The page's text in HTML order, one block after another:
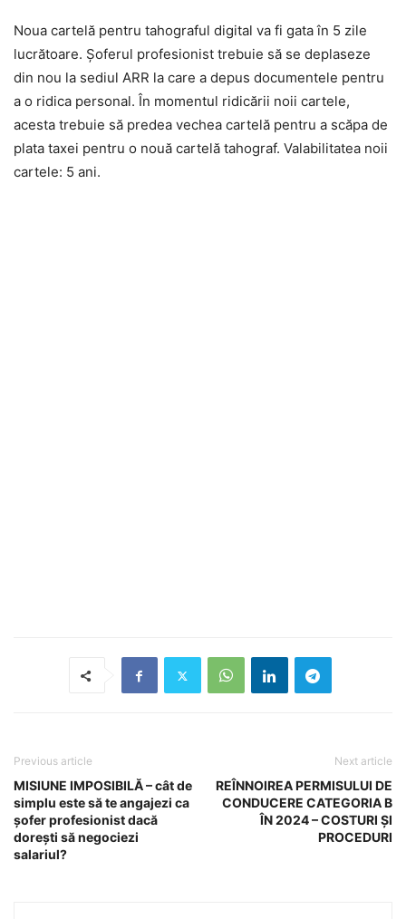
Noua cartelă pentru tahograful digital va fi gata în 5 zile
lucrătoare. Șoferul profesionist trebuie să se deplaseze
din nou la sediul ARR la care a depus documentele pentru
a o ridica personal. În momentul ridicării noii cartele,
acesta trebuie să predea vechea cartelă pentru a scăpa de
plata taxei pentru o nouă cartelă tahograf. Valabilitatea noii
cartele: 5 ani.
Previous article
MISIUNE IMPOSIBILĂ – cât de
simplu este să te angajezi ca
șofer profesionist dacă
dorești să negociezi
salariul?
Next article
REÎNNOIREA PERMISULUI DE
CONDUCERE CATEGORIA B
ÎN 2024 – COSTURI ȘI
PROCEDURI